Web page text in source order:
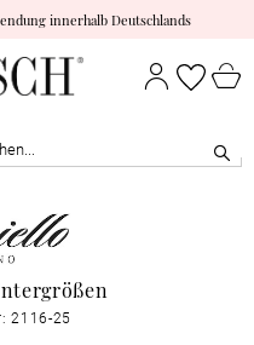
innerhalb Deutschlands
2116-25